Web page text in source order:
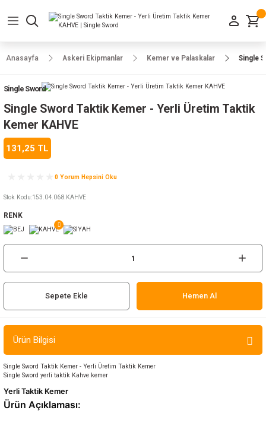
Geri Dön
Geri Dön
Geri Dön
Geri Dön
Geri Dön
Geri Dön
Geri Dön
Anasayfa Askeri Ekipmanlar Kemer ve Palaskalar Single
Single Sword
Single Sword Taktik Kemer - Yerli Üretim Taktik
Kemer KAHVE
131,25 TL
0 Yorum Hepsini Oku
Stok Kodu:153.04.068.KAHVE
RENK
Sepete Ekle Hemen Al
Ürün Bilgisi
Single Sword Taktik Kemer - Yerli Üretim Taktik Kemer
Single Sword yerli taktik Kahve kemer
Yerli Taktik Kemer
Ürün Açıklaması: